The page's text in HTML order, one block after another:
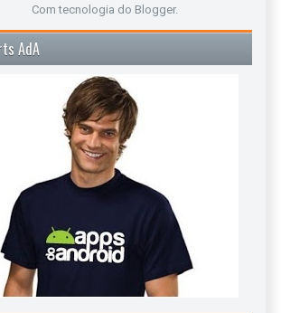
Com tecnologia do Blogger.
AdA